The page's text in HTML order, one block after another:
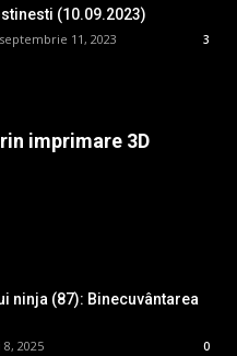
(10.09.2023)
septembrie 11, 2023 3
imprimare 3D
ninja (87): Binecuvântarea
8, 2025 0